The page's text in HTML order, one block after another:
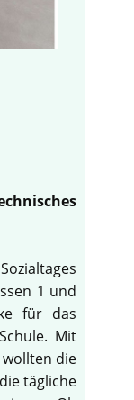
1 und
für das
Mit
die
tägliche